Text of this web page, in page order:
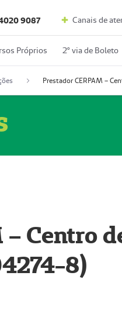
9087 Canais de
Próprios 2º via de Boleto
Centro
8)